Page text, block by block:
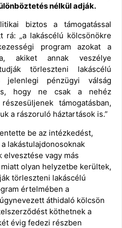
nélkül adják.
biztos a támogatással
rá: „a lakáscélú kölcsönökre
program azokat a
akiket annak veszélye
törleszteni lakáscélú
pénzügyi válság
hogy ne csak a nehéz
támogatásban,
a rászoruló háztartások is.”
be az intézkedést,
lakástulajdonosoknak
elvesztése vagy más
olyan helyzetbe kerültek,
törleszteni lakáscélú
értelmében a
áthidaló kölcsön
köthetnek a
évig fedezi részben